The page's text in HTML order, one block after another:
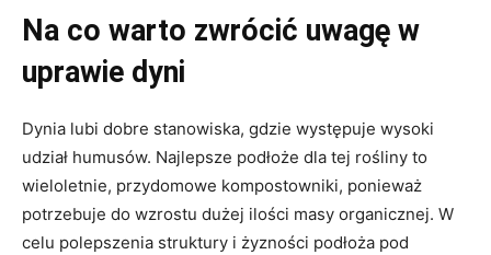
Na co warto zwrócić uwagę w
uprawie dyni
Dynia lubi dobre stanowiska, gdzie występuje wysoki
udział humusów. Najlepsze podłoże dla tej rośliny to
wieloletnie, przydomowe kompostowniki, ponieważ
potrzebuje do wzrostu dużej ilości masy organicznej. W
celu polepszenia struktury i żyzności podłoża pod